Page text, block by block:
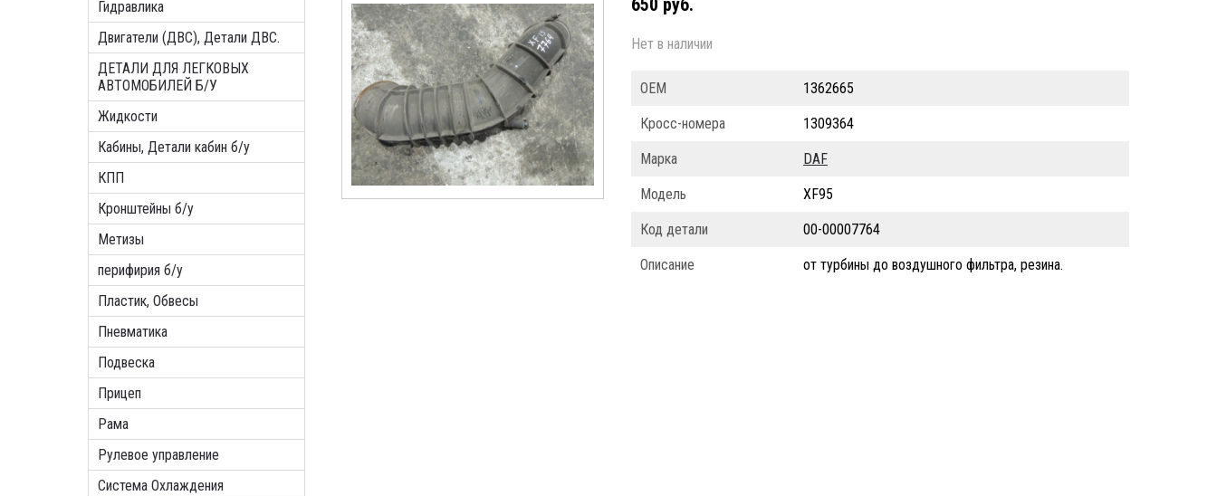
Гидравлика
Двигатели (ДВС), Детали ДВС.
ДЕТАЛИ ДЛЯ ЛЕГКОВЫХ
АВТОМОБИЛЕЙ Б/У
Жидкости
Кабины, Детали кабин б/у
КПП
Кронштейны б/у
Метизы
перифирия б/у
Пластик, Обвесы
Пневматика
Подвеска
Прицеп
Рама
Рулевое управление
Система Охлаждения
650 руб.
Нет в наличии
ОЕМ 1362665
Кросс-номера 1309364
Марка DAF
Модель XF95
Код детали 00-00007764
Описание от турбины до воздушного фильтра, резина.